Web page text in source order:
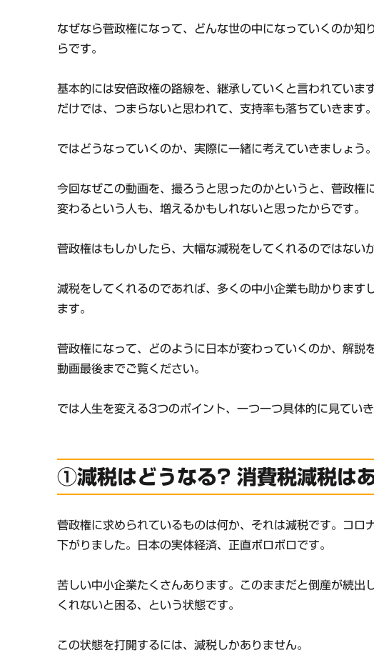
なぜなら菅政権になって、どんな世の中になっていくのか知
らです。
基本的には安倍政権の路線を、継承していくと言われていま
だけでは、つまらないと思われて、支持率も落ちていきます。
ではどうなっていくのか、実際に一緒に考えていきましょう。
今回なぜこの動画を、撮ろうと思ったのかというと、菅政権
変わるという人も、増えるかもしれないと思ったからです。
菅政権はもしかしたら、大幅な減税をしてくれるのではない
減税をしてくれるのであれば、多くの中小企業も助かります
ます。
菅政権になって、どのように日本が変わっていくのか、解説
動画最後までご覧ください。
では人生を変える3つのポイント、一つ一つ具体的に見ていき
①減税はどうなる? 消費税減税は
菅政権に求められているものは何か、それは減税です。コロ
下がりました。日本の実体経済、正直ボロボロです。
苦しい中小企業たくさんあります。このままだと倒産が続出
くれないと困る、という状態です。
この状態を打開するには、減税しかありません。